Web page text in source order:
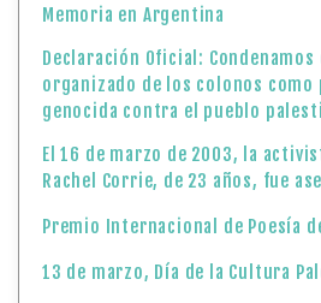
Memoria en Argentina
Declaración Oficial:
organizado de los colonos como
genocida contra el pueblo
El 16 de marzo de 2003, la
Rachel Corrie, de 23 años, fue
Premio Internacional de Poesía
13 de marzo, Día de la Cultura